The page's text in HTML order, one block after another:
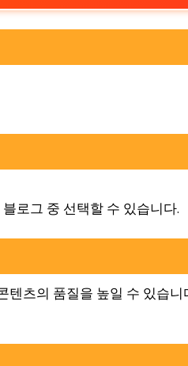
로그 중 선택할 수 있습니다.
텐츠의 품질을 높일 수 있습니